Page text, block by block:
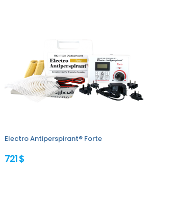
Electro Antiperspirant® Forte
721 $